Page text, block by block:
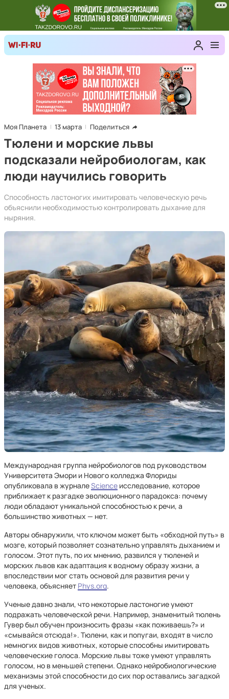
Моя Планета 13 марта Поделиться
Тюлени и морские львы
подсказали нейробиологам, как
люди научились говорить
Способность ластоногих имитировать человеческую речь
объяснили необходимостью контролировать дыхание для
ныряния.
Международная группа нейробиологов под руководством
Университета Эмори и Нового колледжа Флориды
опубликовала в журналеScience исследование, которое
приближает к разгадке эволюционного парадокса: почему
люди обладают уникальной способностью к речи, а
большинство животных — нет.
Авторы обнаружили, что ключом может быть «обходной путь» в
мозге, который позволяет сознательно управлять дыханием и
голосом. Этот путь, по их мнению, развился у тюленей и
морских львов как адаптация к водному образу жизни, а
впоследствии мог стать основой для развития речи у
человека, объясняет Phys.org.
Ученые давно знали, что некоторые ластоногие умеют
подражать человеческой речи. Например, знаменитый тюлень
Гувер был обучен произносить фразы «как поживаешь?» и
«смывайся отсюда!». Тюлени, как и попугаи, входят в число
немногих видов животных, которые способны имитировать
человеческие голоса. Морские львы тоже умеют управлять
голосом, но в меньшей степени. Однако нейробиологические
механизмы этой способности до сих пор оставались загадкой
для ученых.